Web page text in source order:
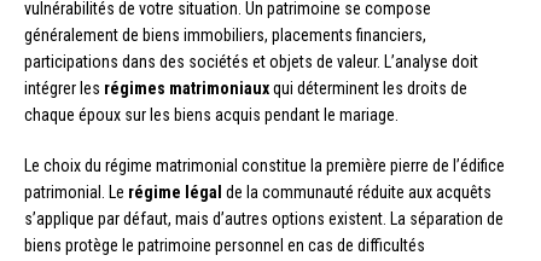
vulnérabilités de votre situation. Un patrimoine se compose
généralement de biens immobiliers, placements financiers,
participations dans des sociétés et objets de valeur. L’analyse doit
intégrer les régimes matrimoniauxqui déterminent les droits de
chaque époux sur les biens acquis pendant le mariage.
Le choix du régime matrimonial constitue la première pierre de l’édifice
patrimonial. Le régime légal de la communauté réduite aux acquêts
s’applique par défaut, mais d’autres options existent. La séparation de
biens protège le patrimoine personnel en cas de difficultés